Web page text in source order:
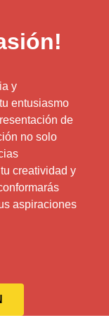
y
entusiasmo
de
no solo
creatividad y
aspiraciones